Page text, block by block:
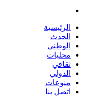
الرئيسية
الحدث
الوطني
محليات
ثقافي
الدولي
منوعات
اتصل بنا